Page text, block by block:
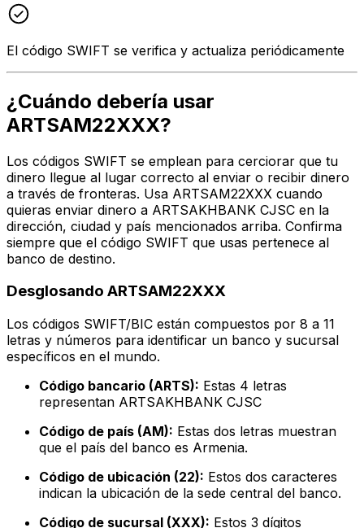
El código SWIFT se verifica y actualiza periódicamente
¿Cuándo debería usar
ARTSAM22XXX?
Los códigos SWIFT se emplean para cerciorar que tu
dinero llegue al lugar correcto al enviar o recibir dinero
a través de fronteras. Usa ARTSAM22XXX cuando
quieras enviar dinero a ARTSAKHBANK CJSC en la
dirección, ciudad y país mencionados arriba. Confirma
siempre que el código SWIFT que usas pertenece al
banco de destino.
Desglosando ARTSAM22XXX
Los códigos SWIFT/BIC están compuestos por 8 a 11
letras y números para identificar un banco y sucursal
específicos en el mundo.
Código bancario (ARTS): Estas 4 letras
representan ARTSAKHBANK CJSC
Código de país (AM): Estas dos letras muestran
que el país del banco es Armenia.
Código de ubicación (22): Estos dos caracteres
indican la ubicación de la sede central del banco.
Código de sucursal (XXX): Estos 3 dígitos